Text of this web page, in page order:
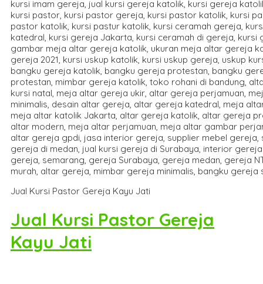
Jual Kursi Pastor Gereja Kayu Jati
Jual Kursi Pastor Gereja
Kayu Jati